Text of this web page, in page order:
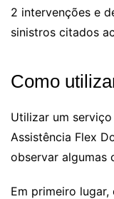
2 intervenções e
sinistros citados
Como
Utilizar um
Assistência Flex
observar algumas
Em primeiro